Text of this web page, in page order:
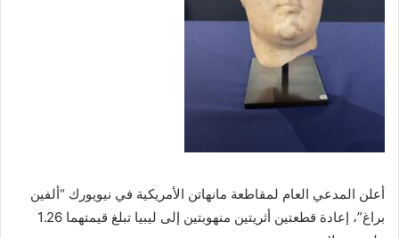
أعلن المدعي العام لمقاطعة مانهاتن الأمريكية في نيويورك “ألفين
براغ”، إعادة قطعتين أثريتين منهوبتين إلى ليبيا تبلغ قيمتهما 1.26